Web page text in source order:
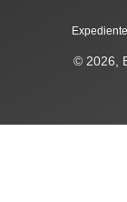
Expediente
© 2026,